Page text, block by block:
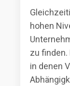
hohen
zu
in denen